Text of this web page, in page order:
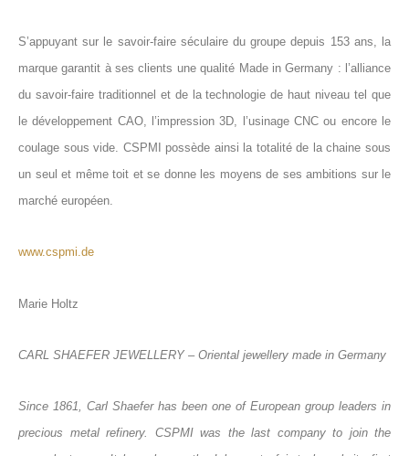
S’appuyant sur le savoir-faire séculaire du groupe depuis 153 ans, la
marque garantit à ses clients une qualité Made in Germany : l’alliance
du savoir-faire traditionnel et de la technologie de haut niveau tel que
le développement CAO, l’impression 3D, l’usinage CNC ou encore le
coulage sous vide. CSPMI possède ainsi la totalité de la chaine sous
un seul et même toit et se donne les moyens de ses ambitions sur le
marché européen.
www.cspmi.de
Marie Holtz
CARL SHAEFER JEWELLERY – Oriental jewellery made in Germany
Since 1861, Carl Shaefer has been one of European group leaders in
precious metal refinery. CSPMI was the last company to join the